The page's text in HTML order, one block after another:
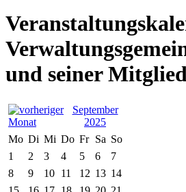
und seiner
September
2025
Mo Di Mi Do Fr Sa So
1
2 3 4 5 6
7
8
9 10 11 12 13 14